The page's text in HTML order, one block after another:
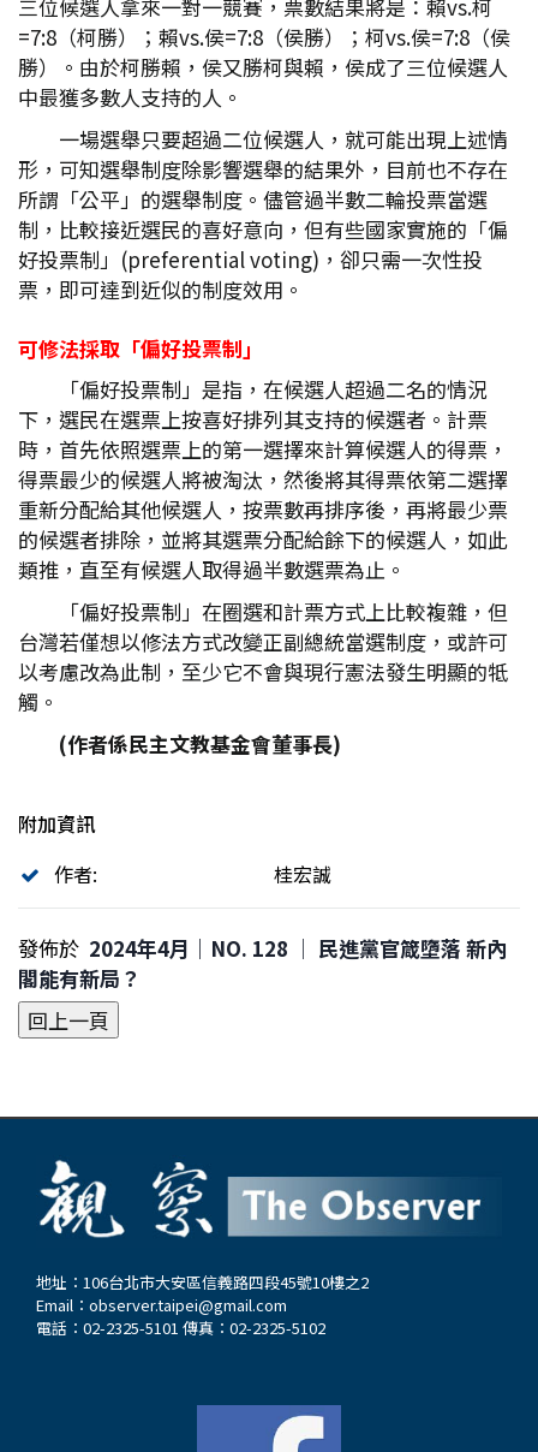
三位候選人拿來一對一競賽，票數結果將是：賴vs.柯
=7:8（柯勝）；賴vs.侯=7:8（侯勝）；柯vs.侯=7:8（侯
勝）。由於柯勝賴，侯又勝柯與賴，侯成了三位候選人
中最獲多數人支持的人。
一場選舉只要超過二位候選人，就可能出現上述情
形，可知選舉制度除影響選舉的結果外，目前也不存在
所謂「公平」的選舉制度。儘管過半數二輪投票當選
制，比較接近選民的喜好意向，但有些國家實施的「偏
好投票制」(preferential voting)，卻只需一次性投
票，即可達到近似的制度效用。
可修法採取「偏好投票制」
「偏好投票制」是指，在候選人超過二名的情況
下，選民在選票上按喜好排列其支持的候選者。計票
時，首先依照選票上的第一選擇來計算候選人的得票，
得票最少的候選人將被淘汰，然後將其得票依第二選擇
重新分配給其他候選人，按票數再排序後，再將最少票
的候選者排除，並將其選票分配給餘下的候選人，如此
類推，直至有候選人取得過半數選票為止。
「偏好投票制」在圈選和計票方式上比較複雜，但
台灣若僅想以修法方式改變正副總統當選制度，或許可
以考慮改為此制，至少它不會與現行憲法發生明顯的牴
觸。
(作者係民主文教基金會董事長)
附加資訊
作者:
桂宏誠
發佈於 2024年4月｜NO. 128 │ 民進黨官箴墮落 新內
閣能有新局？
地址：106台北市大安區信義路四段45號10樓之2
Email： observer.taipei@gmail.com
電話：02-2325-5101 傳真：02-2325-5102